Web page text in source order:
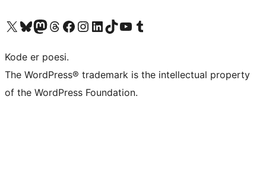
Visit our X (formerly Twitter) account
Visit our Bluesky account
Visit our Mastodon account
Visit our Threads account
Visit our Facebook page
Visit our Instagram account
Visit our LinkedIn account
Visit our TikTok account
Visit our YouTube channel
Visit our Tumblr account
Kode er poesi.
The WordPress® trademark is the intellectual property
of the WordPress Foundation.